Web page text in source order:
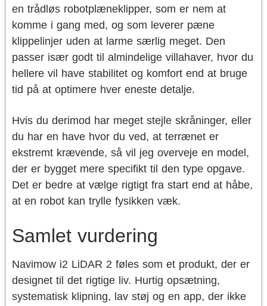
en trådløs robotplæneklipper, som er nem at
komme i gang med, og som leverer pæne
klippelinjer uden at larme særlig meget. Den
passer især godt til almindelige villahaver, hvor du
hellere vil have stabilitet og komfort end at bruge
tid på at optimere hver eneste detalje.
Hvis du derimod har meget stejle skråninger, eller
du har en have hvor du ved, at terrænet er
ekstremt krævende, så vil jeg overveje en model,
der er bygget mere specifikt til den type opgave.
Det er bedre at vælge rigtigt fra start end at håbe,
at en robot kan trylle fysikken væk.
Samlet vurdering
Navimow i2 LiDAR 2 føles som et produkt, der er
designet til det rigtige liv. Hurtig opsætning,
systematisk klipning, lav støj og en app, der ikke